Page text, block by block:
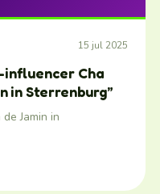
15 jul 2025
influencer Cha
in Sterrenburg”
Jamin in